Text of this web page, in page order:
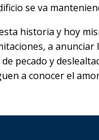
se va
historia y hoy
a
pecado y
a conocer el